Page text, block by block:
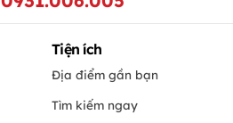
Tiện ích
Địa điểm gần bạn
Tìm kiếm ngay